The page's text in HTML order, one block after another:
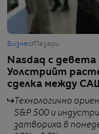
Бизнес/ Пазари
Nasdaq с девета
Уолстрийт
сделка между
Технологично
S&P 500 и
затвориха в